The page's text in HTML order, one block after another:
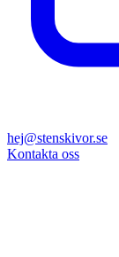
hej@stenskivor.se
Kontakta oss